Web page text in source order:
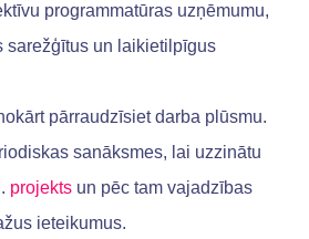
programmatūras uzņēmumu,
sarežģītus un laikietilpīgus
pārraudzīsiet darba plūsmu.
sanāksmes, lai uzzinātu
projekts un pēc tam vajadzības
ieteikumus.